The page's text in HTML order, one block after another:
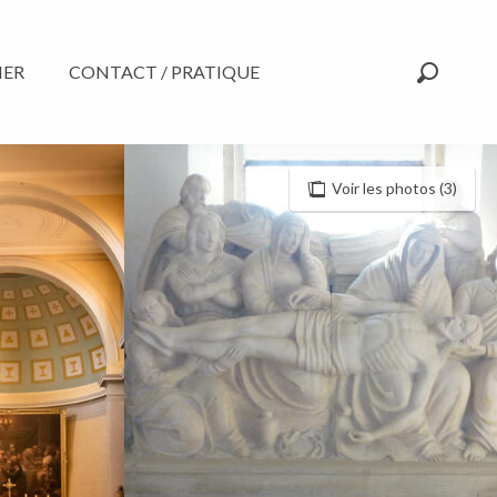
CONTACT / PRATIQUE
Voir les photos (3)